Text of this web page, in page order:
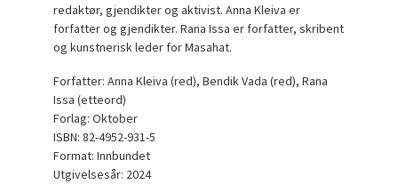
redaktør, gjendikter og aktivist. Anna Kleiva er
forfatter og gjendikter. Rana Issa er forfatter, skribent
og kunstnerisk leder for Masahat.
Forfatter: Anna Kleiva (red), Bendik Vada (red), Rana
Issa (etteord)
Forlag: Oktober
ISBN: 82-4952-931-5
Format: Innbundet
Utgivelsesår: 2024